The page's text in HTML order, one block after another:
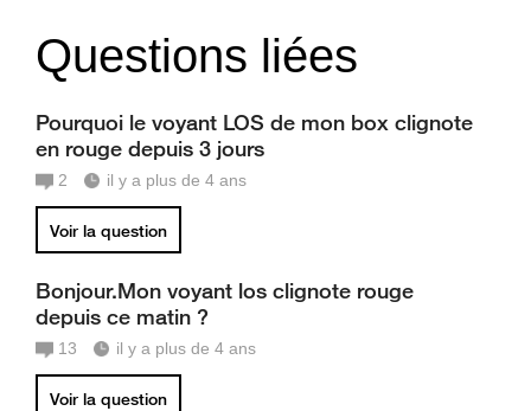
Questions liées
Pourquoi le voyant LOS de mon box clignote
en rouge depuis 3 jours
2 il y a plus de 4 ans
Voir la question
Bonjour.Mon voyant los clignote rouge
depuis ce matin ?
13 il y a plus de 4 ans
Voir la question